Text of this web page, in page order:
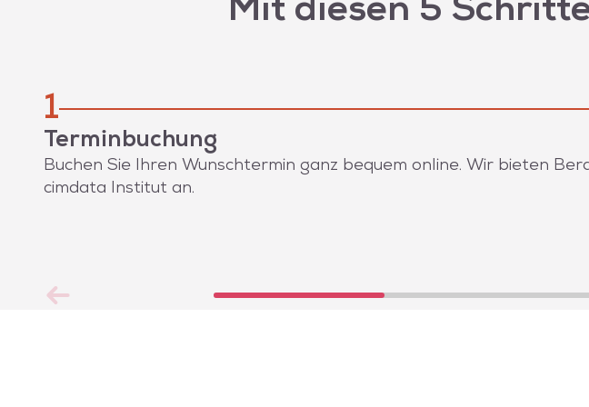
Mit diesen 5
1
Terminbuchung
Buchen Sie Ihren Wunschtermin ganz bequem online. Wir bieten
cimdata Institut an.